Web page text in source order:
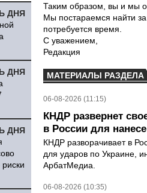
ДНЯ
ДНЯ
ДНЯ
Таким образом, вы и мы
Мы постараемся найти
потребуется время.
С уважением,
Редакция
МАТЕРИАЛЫ РАЗДЕЛА
06-08-2026 (11:15)
КНДР развернет
в России для
КНДР разворачивает в
для ударов по Украине,
АрбатМедиа.
06-08-2026 (10:35)